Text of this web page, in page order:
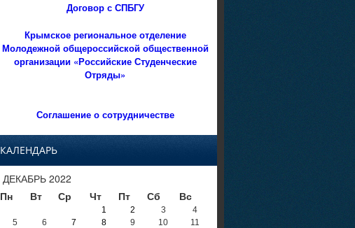
Договор с СПБГУ
Крымское региональное отделение
Молодежной общероссийской общественной
организации «Российские Студенческие
Отряды»
Соглашение о сотрудничестве
КАЛЕНДАРЬ
ДЕКАБРЬ 2022
Пн
Вт Ср Чт Пт Сб Вс
1 2 3
4
5
6 7 8 9 10
11